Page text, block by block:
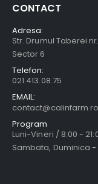
CONTACT
Adresa:
Str. Drumul Taberei
Sector 6
Telefon:
021.413.08.75
EMAIL:
contact@calinfarm.ro
Program
Luni-Vineri / 8:00 -
Sambata, Duminica -